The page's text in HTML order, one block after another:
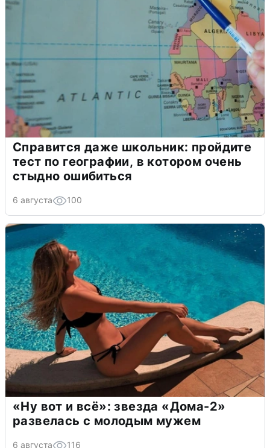
Справится даже школьник: пройдите
тест по географии, в котором очень
стыдно ошибиться
6 августа 100
«Ну вот и всё»: звезда «Дома-2»
развелась с молодым мужем
6 августа 116